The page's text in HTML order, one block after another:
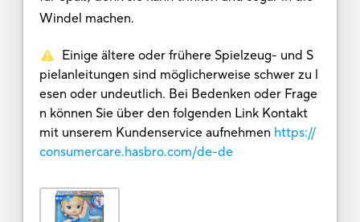
Windel machen.
Einige ältere oder frühere Spielzeug- und S
pielanleitungen sind möglicherweise schwer zu l
esen oder undeutlich. Bei Bedenken oder Frage
n können Sie über den folgenden Link Kontakt
mit unserem Kundenservice aufnehmen https://
consumercare.hasbro.com/de-de